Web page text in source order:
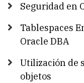
Seguridad en
Tablespaces
Oracle DBA
Utilización de
objetos